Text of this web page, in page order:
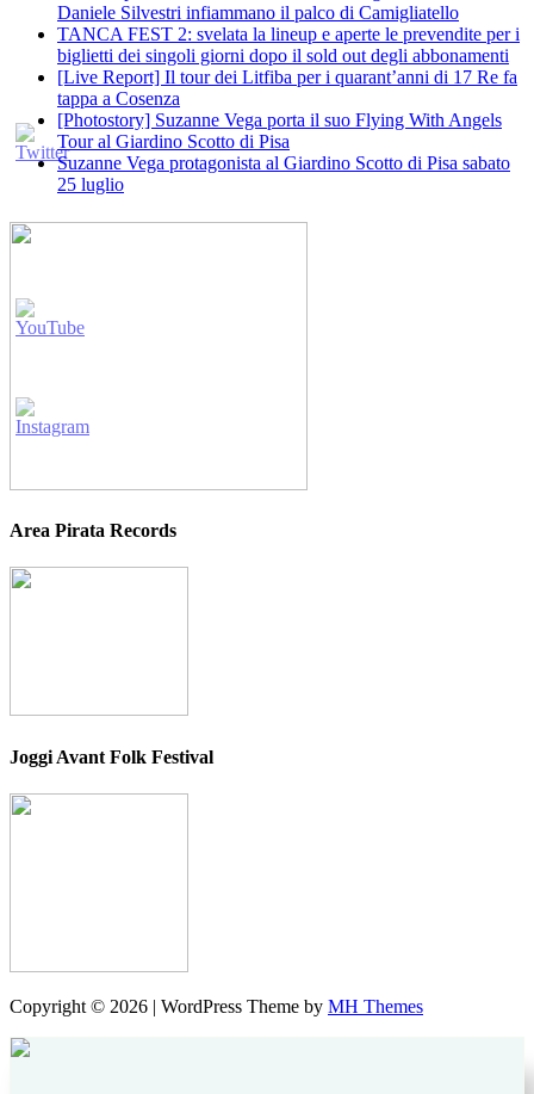
Daniele Silvestri infiammano il palco di Camigliatello
TANCA FEST 2: svelata la lineup e aperte le prevendite per i
biglietti dei singoli giorni dopo il sold out degli abbonamenti
[Live Report] Il tour dei Litfiba per i quarant’anni di 17 Re fa
tappa a Cosenza
[Photostory] Suzanne Vega porta il suo Flying With Angels
Tour al Giardino Scotto di Pisa
Suzanne Vega protagonista al Giardino Scotto di Pisa sabato
25 luglio
Area Pirata Records
Joggi Avant Folk Festival
Copyright © 2026 | WordPress Theme by MH Themes